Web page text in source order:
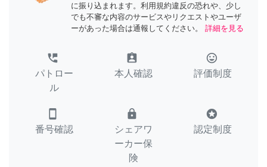
に振り込まれます。利用規約違反の恐れや、少し
でも不審な内容のサービスやリクエストやユーザ
ーがあった場合は通報してください。
詳細を見る
perm_phone_msg
パトロー
ル
assignment_ind
本人確認
tag_faces
評価制度
smartphone
番号確認
lock
シェアワ
ーカー保
険
stars
認定制度